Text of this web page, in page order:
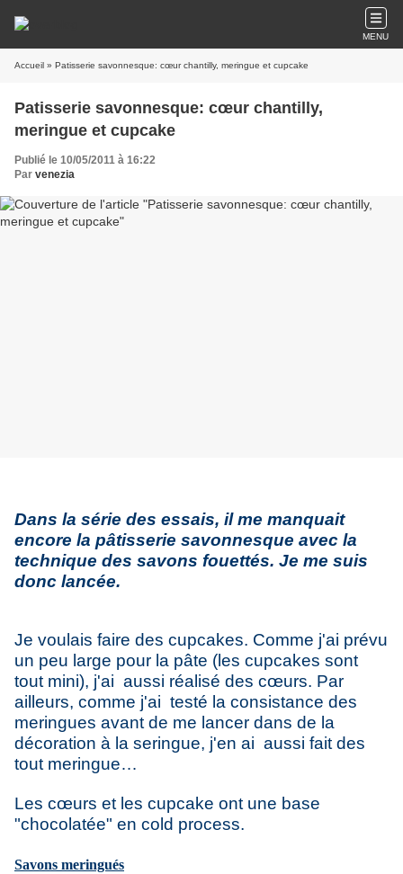
MENU
Accueil » Patisserie savonnesque: cœur chantilly, meringue et cupcake
Patisserie savonnesque: cœur chantilly,
meringue et cupcake
Publié le 10/05/2011 à 16:22
Par venezia
Dans la série des essais, il me manquait
encore la pâtisserie savonnesque avec la
technique des savons fouettés. Je me suis
donc lancée.
Je voulais faire des cupcakes. Comme j'ai prévu
un peu large pour la pâte (les cupcakes sont
tout mini), j'ai aussi réalisé des cœurs. Par
ailleurs, comme j'ai testé la consistance des
meringues avant de me lancer dans de la
décoration à la seringue, j'en ai aussi fait des
tout meringue…
Les cœurs et les cupcake ont une base
"chocolatée" en cold process.
Savons meringués